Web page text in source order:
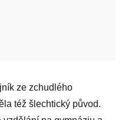
ze zchudlého
též šlechtický původ.